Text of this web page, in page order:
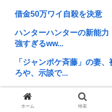
借金50万ワイ自殺を決意
ハンターハンターの新能
強すぎるww...
「ジャンポケ斉藤」の妻
ろや、示談で...
竹田くんよりバカな医師
年を別人のC...
ホーム 検索